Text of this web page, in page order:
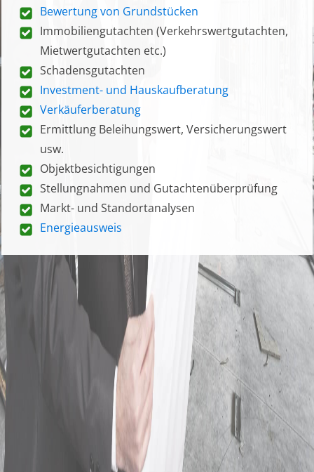
Bewertung von Grundstücken
Immobiliengutachten (Verkehrswertgutachten,
Mietwertgutachten etc.)
Schadensgutachten
Investment- und Hauskaufberatung
Verkäuferberatung
Ermittlung Beleihungswert, Versicherungswert
usw.
Objektbesichtigungen
Stellungnahmen und Gutachtenüberprüfung
Markt- und Standortanalysen
Energieausweis